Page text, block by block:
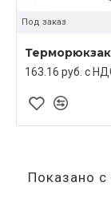
Под заказ
163.16 руб. c
Показано с